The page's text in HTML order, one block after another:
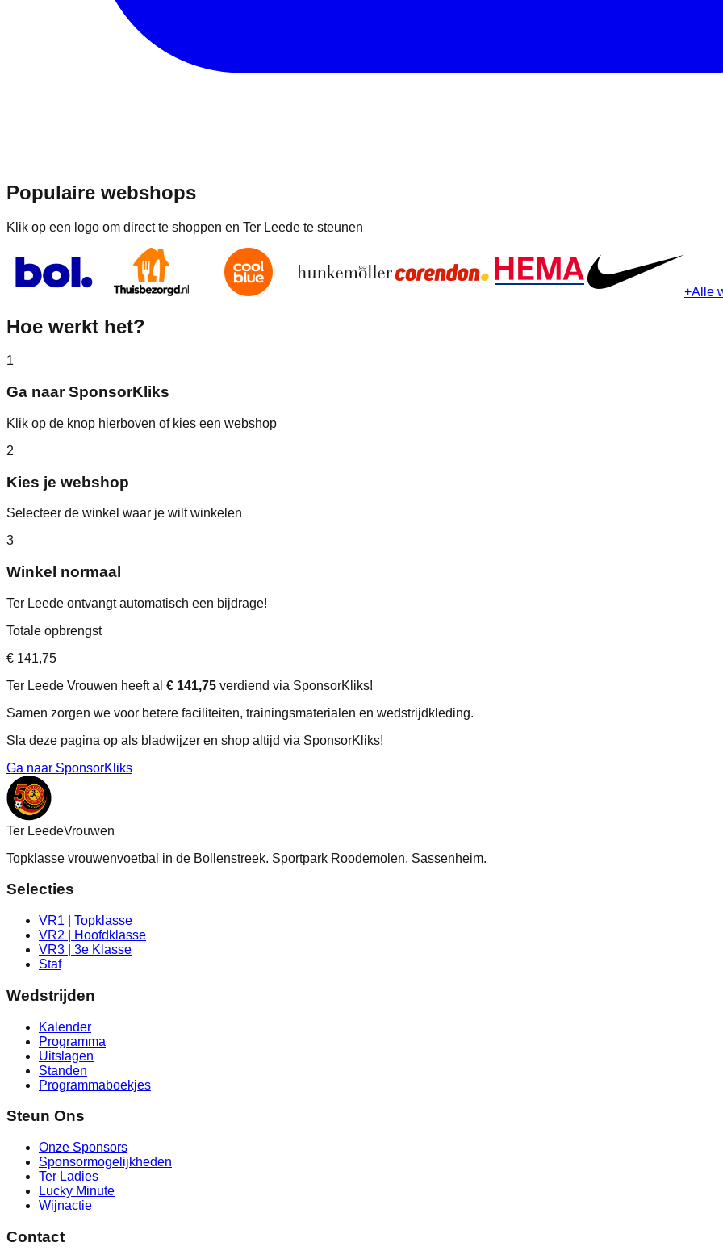
Populaire webshops
Klik op een logo om direct te shoppen en Ter Leede te steunen
+Alle
Hoe werkt het?
1
Ga naar SponsorKliks
Klik op de knop hierboven of kies een webshop
2
Kies je webshop
Selecteer de winkel waar je wilt winkelen
3
Winkel normaal
Ter Leede ontvangt automatisch een bijdrage!
Totale opbrengst
€ 141,75
Ter Leede Vrouwen heeft al € 141,75 verdiend via SponsorKliks!
Samen zorgen we voor betere faciliteiten, trainingsmaterialen en wedstrijdkleding.
Sla deze pagina op als bladwijzer en shop altijd via SponsorKliks!
Ga naar SponsorKliks
Ter LeedeVrouwen
Topklasse vrouwenvoetbal in de Bollenstreek. Sportpark Roodemolen, Sassenheim.
Selecties
VR1 | Topklasse
VR2 | Hoofdklasse
VR3 | 3e Klasse
Staf
Wedstrijden
Kalender
Programma
Uitslagen
Standen
Programmaboekjes
Steun Ons
Onze Sponsors
Sponsormogelijkheden
Ter Ladies
Lucky Minute
Wijnactie
Contact